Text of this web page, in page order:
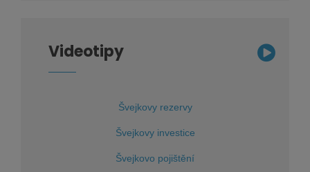
Videotipy
Švejkovy rezervy
Švejkovy investice
Švejkovo pojištění